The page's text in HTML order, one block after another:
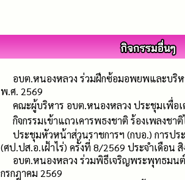
อบต.หนองหลวง ร่วมฝึกซ้อมอพยพและบริห
พ.ศ. 2569
คณะผู้บริหาร อบต.หนองหลวง ประชุมเพื่อเ
กิจกรรมเข้าแถวเคารพธงชาติ ร้องเพลง
ประชุมหัวหน้าส่วนราชการฯ (กบอ.) การป
(ศป.ปส.อ.เฝ้าไร่) ครั้งที่ 8/2569 ประจำเดือน
อบต.หนองหลวง ร่วมพิธีเจริญพระพุทธมน
กรกฎาคม 2569